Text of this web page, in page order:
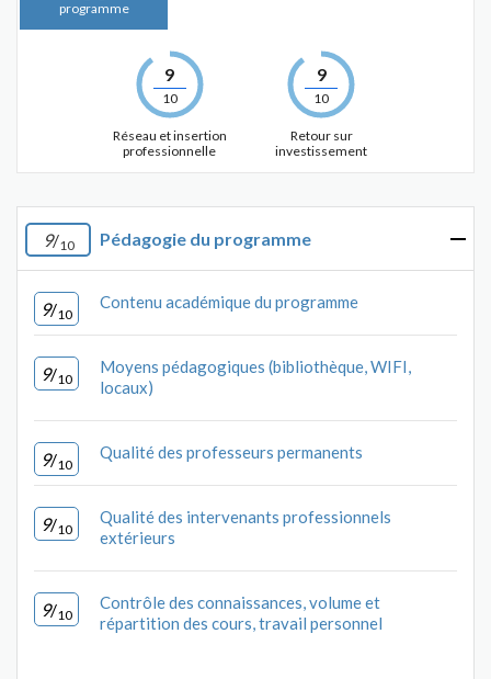
programme
9
10
Réseau et insertion
professionnelle
9
10
Retour sur
investissement
9/10 Pédagogie du programme
9/10
Contenu académique du programme
9/10
Moyens pédagogiques (bibliothèque, WIFI,
locaux)
9/10
Qualité des professeurs permanents
9/10
Qualité des intervenants professionnels
extérieurs
9/10
Contrôle des connaissances, volume et
répartition des cours, travail personnel